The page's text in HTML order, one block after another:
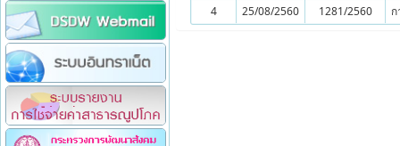
4
25/08/2560 1281/2560